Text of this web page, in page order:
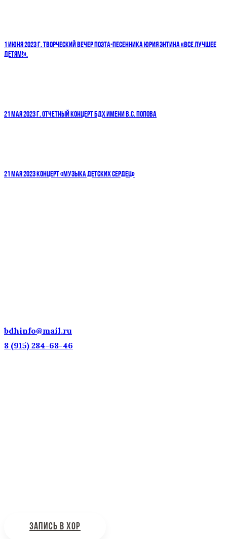
1 ИЮНЯ 2023 Г. ТВОРЧЕСКИЙ ВЕЧЕР ПОЭТА-ПЕСЕННИКА ЮРИЯ ЭНТИНА «ВСЕ ЛУЧШЕЕ
ДЕТЯМ!».
21 МАЯ 2023 Г. ОТЧЕТНЫЙ КОНЦЕРТ БДХ ИМЕНИ В.С. ПОПОВА
21 МАЯ 2023 КОНЦЕРТ «МУЗЫКА ДЕТСКИХ СЕРДЕЦ»
bdhinfo@mail.ru
8 (915) 284-68-46
ЗАПИСЬ В ХОР